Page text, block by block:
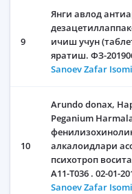
9
Янги авлод
ичиш учун
яратиш. ФЗ-
Sanoev Zafar
10
Arundo donax,
Peganium
алкалоидлари
психотроп
А11-Т036 . 02-01-
Sanoev Zafar